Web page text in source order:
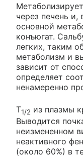
через печень
основной
конъюгат.
легких, таким
метаболизм и
зависит от
определяет
ненамеренно
T1/2 из плазмы
Выводится
неизмененном
неактивного
(около 60%) в